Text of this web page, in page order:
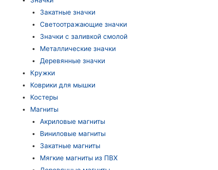
Закатные значки
Светоотражающие значки
Значки с заливкой смолой
Металлические значки
Деревянные значки
Кружки
Коврики для мышки
Костеры
Магниты
Акриловые магниты
Виниловые магниты
Закатные магниты
Мягкие магниты из ПВХ